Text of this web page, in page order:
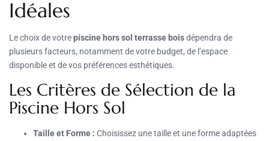
Idéales
Le choix de votrepiscine hors sol terrasse boisdépendra de
plusieurs facteurs, notamment de votre budget, de l’espace
disponible et de vos préférences esthétiques.
Les Critères de Sélection de la
Piscine Hors Sol
Taille et Forme : Choisissez une taille et une forme adaptées